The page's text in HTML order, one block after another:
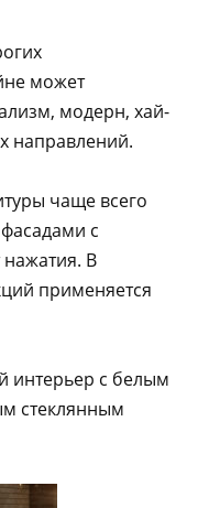
может
модерн, хай-
направлений.
чаще всего
с
В
применяется
интерьер с белым
стеклянным